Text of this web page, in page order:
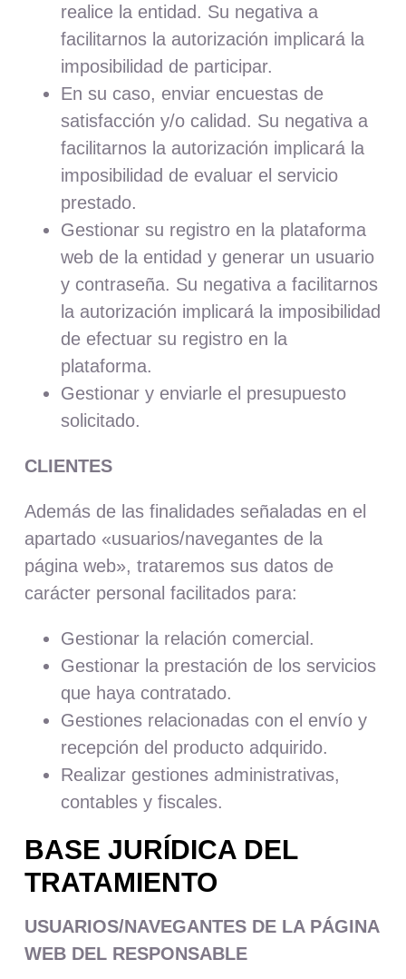
realice la entidad. Su negativa a
facilitarnos la autorización implicará la
imposibilidad de participar.
En su caso, enviar encuestas de
satisfacción y/o calidad. Su negativa a
facilitarnos la autorización implicará la
imposibilidad de evaluar el servicio
prestado.
Gestionar su registro en la plataforma
web de la entidad y generar un usuario
y contraseña. Su negativa a facilitarnos
la autorización implicará la imposibilidad
de efectuar su registro en la
plataforma.
Gestionar y enviarle el presupuesto
solicitado.
CLIENTES
Además de las finalidades señaladas en el
apartado «usuarios/navegantes de la
página web», trataremos sus datos de
carácter personal facilitados para:
Gestionar la relación comercial.
Gestionar la prestación de los servicios
que haya contratado.
Gestiones relacionadas con el envío y
recepción del producto adquirido.
Realizar gestiones administrativas,
contables y fiscales.
BASE JURÍDICA DEL
TRATAMIENTO
USUARIOS/NAVEGANTES DE LA PÁGINA
WEB DEL RESPONSABLE